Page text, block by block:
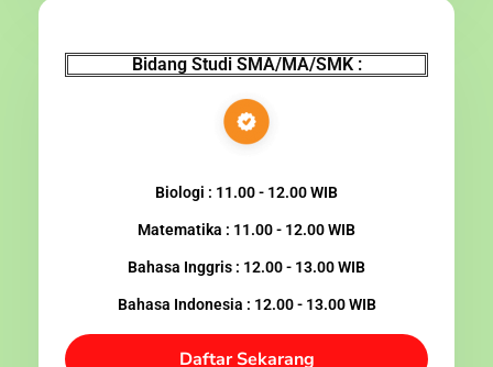
Bidang Studi SMA/MA/SMK :
Biologi : 11.00 - 12.00 WIB
Matematika : 11.00 - 12.00 WIB
Bahasa Inggris : 12.00 - 13.00 WIB
Bahasa Indonesia : 12.00 - 13.00 WIB
Daftar Sekarang